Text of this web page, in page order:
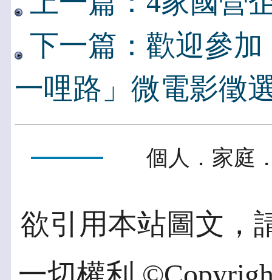
下一篇：歡迎參
一哩路」微電影徵
個人．家庭
欲引用本站圖文，